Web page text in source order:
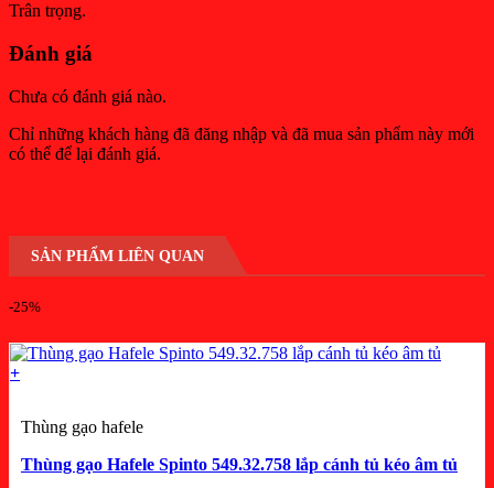
Trân trọng.
Đánh giá
Chưa có đánh giá nào.
Chỉ những khách hàng đã đăng nhập và đã mua sản phẩm này mới
có thể để lại đánh giá.
SẢN PHẨM LIÊN QUAN
-25%
+
Thùng gạo hafele
Thùng gạo Hafele Spinto 549.32.758 lắp cánh tủ kéo âm tủ